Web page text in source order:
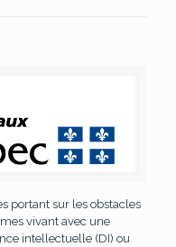
portant sur les obstacles
vivant avec une
intellectuelle (DI) ou